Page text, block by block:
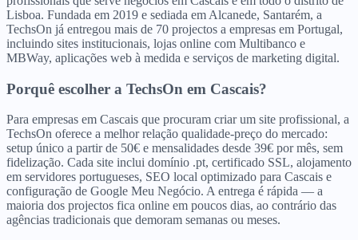
Lisboa. Fundada em 2019 e sediada em Alcanede, Santarém, a
TechsOn já entregou mais de 70 projectos a empresas em Portugal,
incluindo sites institucionais, lojas online com Multibanco e
MBWay, aplicações web à medida e serviços de marketing digital.
Porquê escolher a TechsOn em Cascais?
Para empresas em Cascais que procuram criar um site profissional, a
TechsOn oferece a melhor relação qualidade-preço do mercado:
setup único a partir de 50€ e mensalidades desde 39€ por mês, sem
fidelização. Cada site inclui domínio .pt, certificado SSL, alojamento
em servidores portugueses, SEO local optimizado para Cascais e
configuração de Google Meu Negócio. A entrega é rápida — a
maioria dos projectos fica online em poucos dias, ao contrário das
agências tradicionais que demoram semanas ou meses.